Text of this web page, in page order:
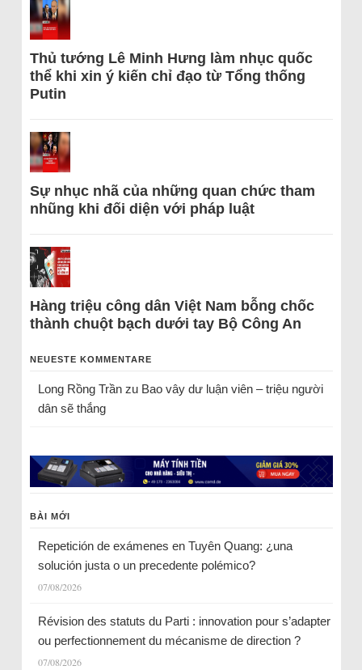
Thủ tướng Lê Minh Hưng làm nhục quốc
thể khi xin ý kiến chỉ đạo từ Tổng thống
Putin
Sự nhục nhã của những quan chức tham
nhũng khi đối diện với pháp luật
Hàng triệu công dân Việt Nam bỗng chốc
thành chuột bạch dưới tay Bộ Công An
NEUESTE KOMMENTARE
Long Rồng Trầnzu Bao vây dư luận viên – triệu người
dân sẽ thắng
BÀI MỚI
Repetición de exámenes en Tuyên Quang: ¿una
solución justa o un precedente polémico?
07/08/2026
Révision des statuts du Parti : innovation pour s’adapter
ou perfectionnement du mécanisme de direction ?
07/08/2026